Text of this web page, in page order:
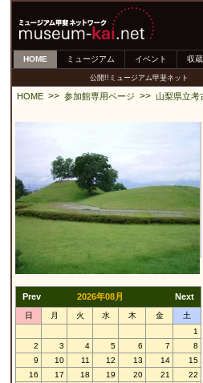
HOME ミュージアム イベント 収
公開!!ミュージアム甲斐ネット
HOME >> 参加館専用ページ >> 山梨県立考
Prev 2026年08月 Next
日 月 火 水 木 金
土
1
2
3 4 5 6 7
8
9
10 11 12 13 14
15
16
17 18 19 20 21
22